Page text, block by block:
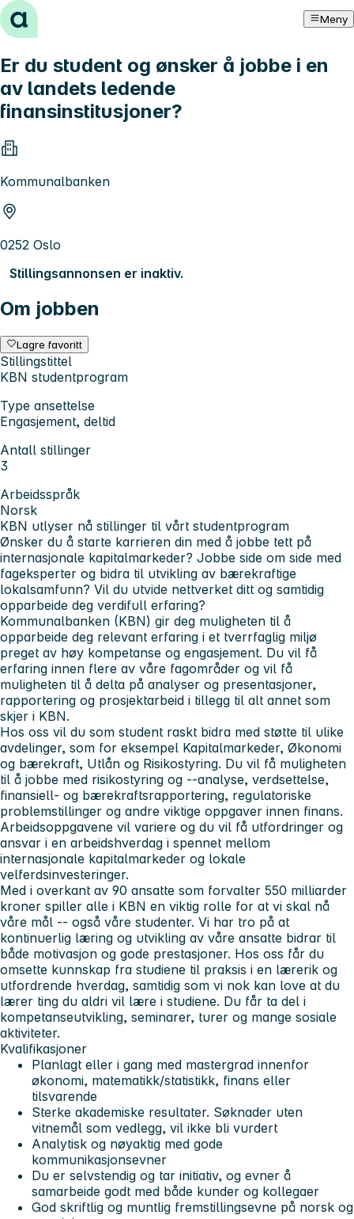
Hopp til innhold Meny
Er du student og ønsker å jobbe i en
av landets ledende
finansinstitusjoner?
Kommunalbanken
0252 Oslo
Stillingsannonsen er inaktiv.
Om jobben
Lagre favoritt
Stillingstittel
KBN studentprogram
Type ansettelse
Engasjement, deltid
Antall stillinger
3
Arbeidsspråk
Norsk
KBN utlyser nå stillinger til vårt studentprogram
Ønsker du å starte karrieren din med å jobbe tett på
internasjonale kapitalmarkeder? Jobbe side om side med
fageksperter og bidra til utvikling av bærekraftige
lokalsamfunn? Vil du utvide nettverket ditt og samtidig
opparbeide deg verdifull erfaring?
Kommunalbanken (KBN) gir deg muligheten til å
opparbeide deg relevant erfaring i et tverrfaglig miljø
preget av høy kompetanse og engasjement. Du vil få
erfaring innen flere av våre fagområder og vil få
muligheten til å delta på analyser og presentasjoner,
rapportering og prosjektarbeid i tillegg til alt annet som
skjer i KBN.
Hos oss vil du som student raskt bidra med støtte til ulike
avdelinger, som for eksempel Kapitalmarkeder, Økonomi
og bærekraft, Utlån og Risikostyring. Du vil få muligheten
til å jobbe med risikostyring og --analyse, verdsettelse,
finansiell- og bærekraftsrapportering, regulatoriske
problemstillinger og andre viktige oppgaver innen finans.
Arbeidsoppgavene vil variere og du vil få utfordringer og
ansvar i en arbeidshverdag i spennet mellom
internasjonale kapitalmarkeder og lokale
velferdsinvesteringer.
Med i overkant av 90 ansatte som forvalter 550 milliarder
kroner spiller alle i KBN en viktig rolle for at vi skal nå
våre mål -- også våre studenter. Vi har tro på at
kontinuerlig læring og utvikling av våre ansatte bidrar til
både motivasjon og gode prestasjoner. Hos oss får du
omsette kunnskap fra studiene til praksis i en lærerik og
utfordrende hverdag, samtidig som vi nok kan love at du
lærer ting du aldri vil lære i studiene. Du får ta del i
kompetanseutvikling, seminarer, turer og mange sosiale
aktiviteter.
Kvalifikasjoner
Planlagt eller i gang med mastergrad innenfor
økonomi, matematikk/statistikk, finans eller
tilsvarende
Sterke akademiske resultater. Søknader uten
vitnemål som vedlegg, vil ikke bli vurdert
Analytisk og nøyaktig med gode
kommunikasjonsevner
Du er selvstendig og tar initiativ, og evner å
samarbeide godt med både kunder og kollegaer
God skriftlig og muntlig fremstillingsevne på norsk og